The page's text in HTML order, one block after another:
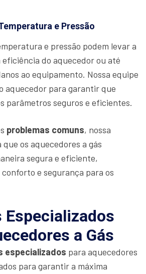
e Pressão
e pressão podem levar a
eficiência do aquecedor ou até
ao equipamento. Nossa equipe
aquecedor para garantir que
parâmetros seguros e eficientes.
problemas comuns, nossa
os aquecedores a gás
segura e eficiente,
e segurança para os
Especializados
a Gás
especializados para aquecedores
para garantir a máxima